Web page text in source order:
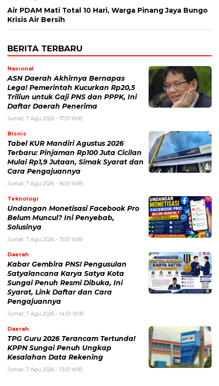
Air PDAM Mati Total 10 Hari, Warga Pinang Jaya Bungo
Krisis Air Bersih
BERITA TERBARU
Nasional
ASN Daerah Akhirnya Bernapas
Lega! Pemerintah Kucurkan Rp20,5
Triliun untuk Gaji PNS dan PPPK, Ini
Daftar Daerah Penerima
Jumat, 7 Agu 2026 - 17:01 WIB
Bisnis
Tabel KUR Mandiri Agustus 2026
Terbaru: Pinjaman Rp100 Juta Cicilan
Mulai Rp1,9 Jutaan, Simak Syarat dan
Cara Pengajuannya
Jumat, 7 Agu 2026 - 16:01 WIB
Teknologi
Undangan Monetisasi Facebook Pro
Belum Muncul? Ini Penyebab,
Solusinya
Jumat, 7 Agu 2026 - 15:01 WIB
Daerah
Kabar Gembira PNS! Pengusulan
Satyalancana Karya Satya Kota
Sungai Penuh Resmi Dibuka, Ini
Syarat, Link Daftar dan Cara
Pengajuannya
Jumat, 7 Agu 2026 - 14:01 WIB
Daerah
TPG Guru 2026 Terancam Tertunda!
KPPN Sungai Penuh Ungkap
Kesalahan Data Rekening
Jumat, 7 Agu 2026 - 13:01 WIB